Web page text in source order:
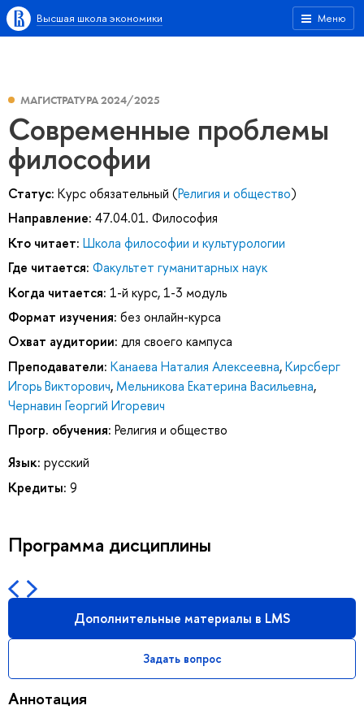
Меню
Высшая школа экономики
МАГИСТРАТУРА 2024/2025
Современные проблемы
философии
Статус: Курс обязательный (Религия и общество)
Направление: 47.04.01. Философия
Кто читает: Школа философии и культурологии
Где читается: Факультет гуманитарных наук
Когда читается: 1-й курс, 1-3 модуль
Формат изучения: без онлайн-курса
Охват аудитории: для своего кампуса
Преподаватели: Канаева Наталия Алексеевна,Кирсберг
Игорь Викторович, Мельникова Екатерина Васильевна,
Чернавин Георгий Игоревич
Прогр. обучения: Религия и общество
Язык: русский
Кредиты: 9
Программа дисциплины
Дополнительные материалы в LMS
Задать вопрос
Аннотация